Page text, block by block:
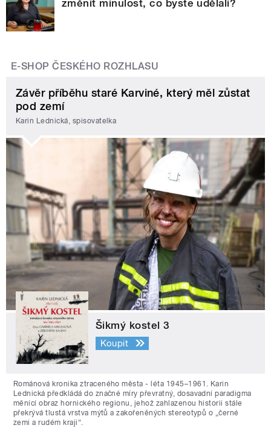
změnit minulost, co byste udělali?
E-SHOP ČESKÉHO ROZHLASU
Závěr příběhu staré Karviné, který měl zůstat
pod zemí
Karin Lednická, spisovatelka
Šikmý kostel 3
Koupit
Románová kronika ztraceného města - léta 1945–1961. Karin
Lednická předkládá do značné míry převratný, dosavadní paradigma
měnící obraz hornického regionu, jehož zahlazenou historii stále
překrývá tlustá vrstva mýtů a zakořeněných stereotypů o „černé
zemi a rudém kraji“.